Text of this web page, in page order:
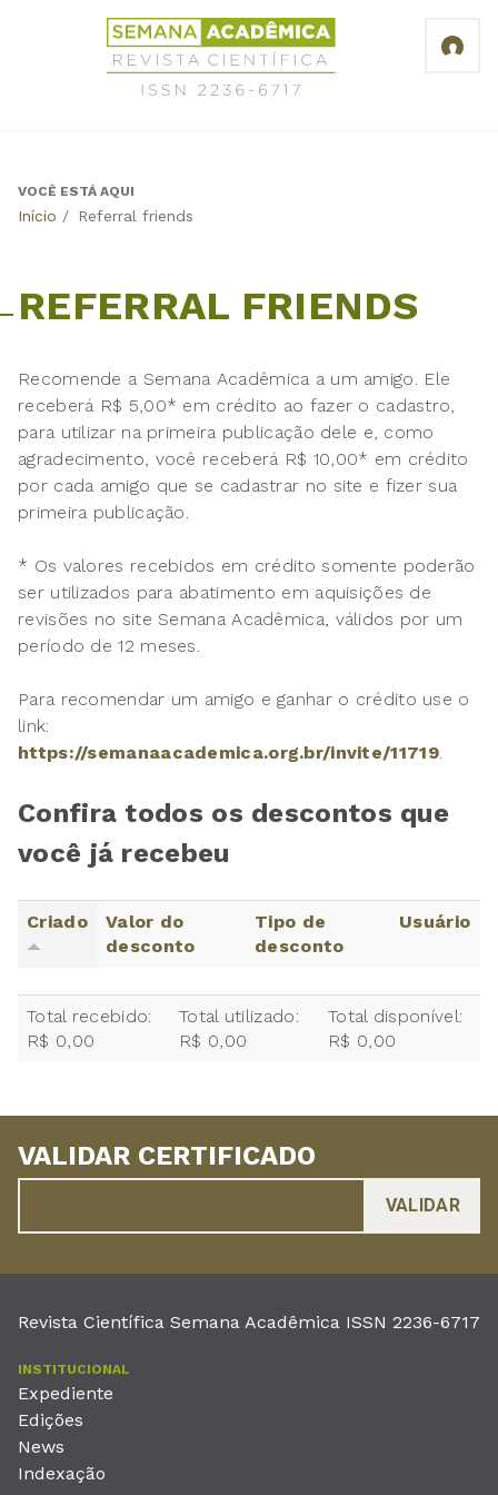
Revista
Científica
Semana
6717
Back
VOCÊ ESTÁ AQUI
Início / Referral friends
REFERRAL FRIENDS
Recomende a Semana Acadêmica a um amigo. Ele
receberá R$ 5,00* em crédito ao fazer o cadastro,
para utilizar na primeira publicação dele e, como
agradecimento, você receberá R$ 10,00* em crédito
por cada amigo que se cadastrar no site e fizer sua
primeira publicação.
* Os valores recebidos em crédito somente poderão
ser utilizados para abatimento em aquisições de
revisões no site Semana Acadêmica, válidos por um
período de 12 meses.
Para recomendar um amigo e ganhar o crédito use o
link:
https://semanaacademica.org.br/invite/11719.
Confira todos os descontos que
você já recebeu
Criado
Valor do
desconto
Tipo de
desconto
Usuário
Total recebido:
R$ 0,00
Total utilizado:
R$ 0,00
Total disponível:
R$ 0,00
VALIDAR CERTIFICADO
Revista Científica Semana Acadêmica ISSN 2236-6717
INSTITUCIONAL
Expediente
Edições
News
Indexação